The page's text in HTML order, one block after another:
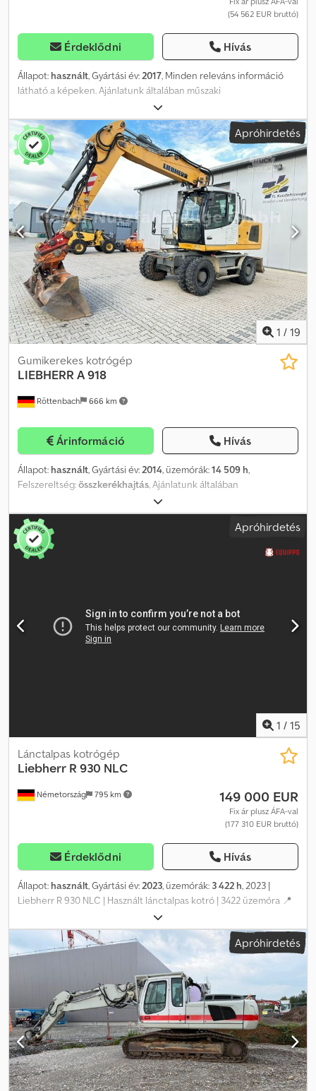
(54 562 EUR bruttó)
Érdeklődni Hívás
Állapot: használt, Gyártási év:2017, Minden releváns információ
látható a képeken. Ajánlatunk általában műszaki
vizsga/eredetvizsga/nincs rendszám nélkül értendő. Credozit
Tyopfx Ak Esf A tévedések és az előzetes értékesítés jogát
fenntartjuk. Megtekintés csak előzetes egyeztetés alapján
lehetséges. WhatsApp-on érkező megkeresésekre nem
válaszolunk. Belső szám:
Apróhirdetés
1 / 19
Röttenbach 666 km
Gumikerekes kotrógép
LIEBHERR A 918
Árinformáció Hívás
Állapot: használt, Gyártási év:2014, üzemórák:14 509 h,
Felszereltség:összkerékhajtás, Ajánlatunk általában
HU/AU/specialis vizsga és rendszámtábla nélkül érvényes. A
tévedés és előzetes értékesítés jogát fenntartjuk. Megtekintés
csak előzetes időpont-egyeztetéssel lehetséges. WhatsApp-os
megkeresésekre nem válaszolunk. Cedpfxsvpc Rrj Ak Ejrf
Apróhirdetés
1 / 15
Németország 795 km
Lánctalpas kotrógép
Liebherr R 930 NLC
149 000 EUR
Fix ár plusz ÁFA-val
(177 310 EUR bruttó)
Érdeklődni Hívás
Állapot: használt, Gyártási év:2023, üzemórák: 3 422 h, 2023 |
Liebherr R 930 NLC | Használt lánctalpas kotró | 3422 üzemóra 📍
Helyszín: Németország 🚛 A szállítás a megadott címre is
megoldható – Használja szállítási kalkulátorunkat a költségek
becsléséhez! 💰 Vásárolja meg most 149 000 euróért, vagy tegyen
ajánlatot! A fizetés a szállításkor lehetséges egy kedvező díj
ellenében (jóváhagyást követően)* 👷‍♂️ Független szakértő által
ellenőrizve 65 ellenőrzési pont, 64 jóváhagyva ✅, 0 hiányosság ℹ️, 1
javításra szoruló pont ⚠️ 📌 A szakértő megjegyzése: Jól működő
lánctalpas kotró, tisztításra szorul, a folyadékok állapota megfelelő,
egyéb problémát az ellenőrzés során nem találtunk. 📄 Szeretné
megtekinteni a teljes ellenőrzési jelentést, további fényképeket
vagy egy videót? Tipp: Az „41072 Equippo” referencia gyakran
használt, amikor további részleteket keres az interneten. 💡 Miért
Apróhirdetés